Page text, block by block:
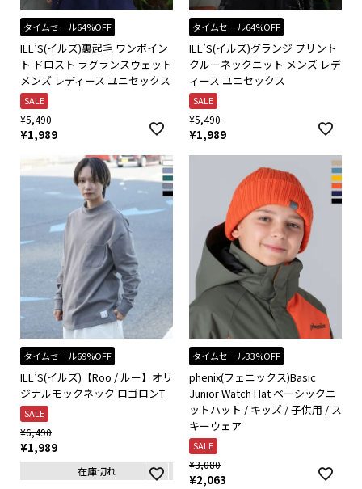
タイムセール64%OFF
ILL’S(イルズ)裏起毛 ワンポイン
ト ドロスト ラグランスウェット
メンズ レディース ユニセックス
SALE
¥5,490
¥1,989
タイムセール64%OFF
ILL’S(イルズ)グランジ プリント
クルーネックニット メンズ レデ
ィース ユニセックス
SALE
¥5,490
¥1,989
タイムセール69%OFF
ILL’S(イルズ)【Roo / ルー】オリ
ジナルモックネック ロゴロンT
SALE
¥6,490
¥1,989
在庫切れ
タイムセール33%OFF
phenix(フェニックス)Basic
Junior Watch Hat ベーシックニ
ットハット / キッズ / 子供用 / ス
キーウェア
SALE
¥3,080
¥2,063